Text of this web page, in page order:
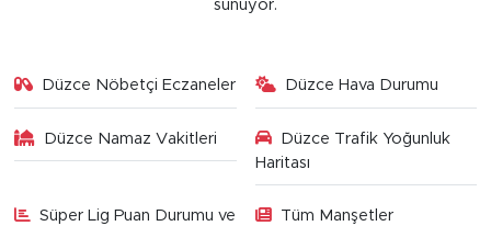
sunuyor.
Düzce Nöbetçi Eczaneler Düzce Hava Durumu
Düzce Namaz Vakitleri
Düzce Trafik Yoğunluk
Haritası
Süper Lig Puan Durumu ve
Tüm Manşetler